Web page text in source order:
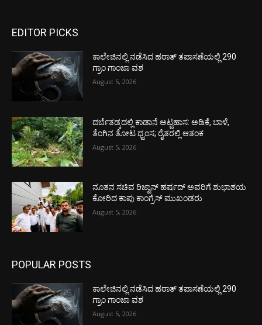
EDITOR PICKS
ಕಾಲೇಜಿನಲ್ಲಿ ನಡೆಸಿದ ಹಠಾತ್ ತಪಾಸಣೆಯಲ್ಲಿ 290
ಗ್ರಾಂ ಗಾಂಜಾ ವಶ
August 5, 2026
ದರ್ಬೆತಡ್ಕದಲ್ಲಿ ಕಾಡಾನೆ ಅಟ್ಟಹಾಸ: ಅಡಿಕೆ, ಬಾಳೆ,
ತೆಂಗಿನ ತೋಟ ಧ್ವಂಸ; ರೈತರಲ್ಲಿ ಆತಂಕ
August 5, 2026
ನೂತನ ಸಚಿವ ರಿಜ್ವಾನ್ ಹರ್ಷದ್ ಅವರಿಗೆ ಶುಭಾಶಯ
ಕೋರಿದ ಕಾಪು ಕಾಂಗ್ರೆಸ್ ಮುಖಂಡರು
August 5, 2026
POPULAR POSTS
ಕಾಲೇಜಿನಲ್ಲಿ ನಡೆಸಿದ ಹಠಾತ್ ತಪಾಸಣೆಯಲ್ಲಿ 290
ಗ್ರಾಂ ಗಾಂಜಾ ವಶ
August 5, 2026